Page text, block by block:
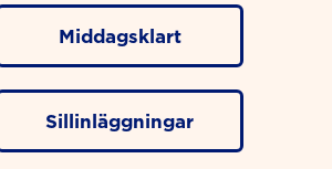
Middagsklart
Sillinläggningar